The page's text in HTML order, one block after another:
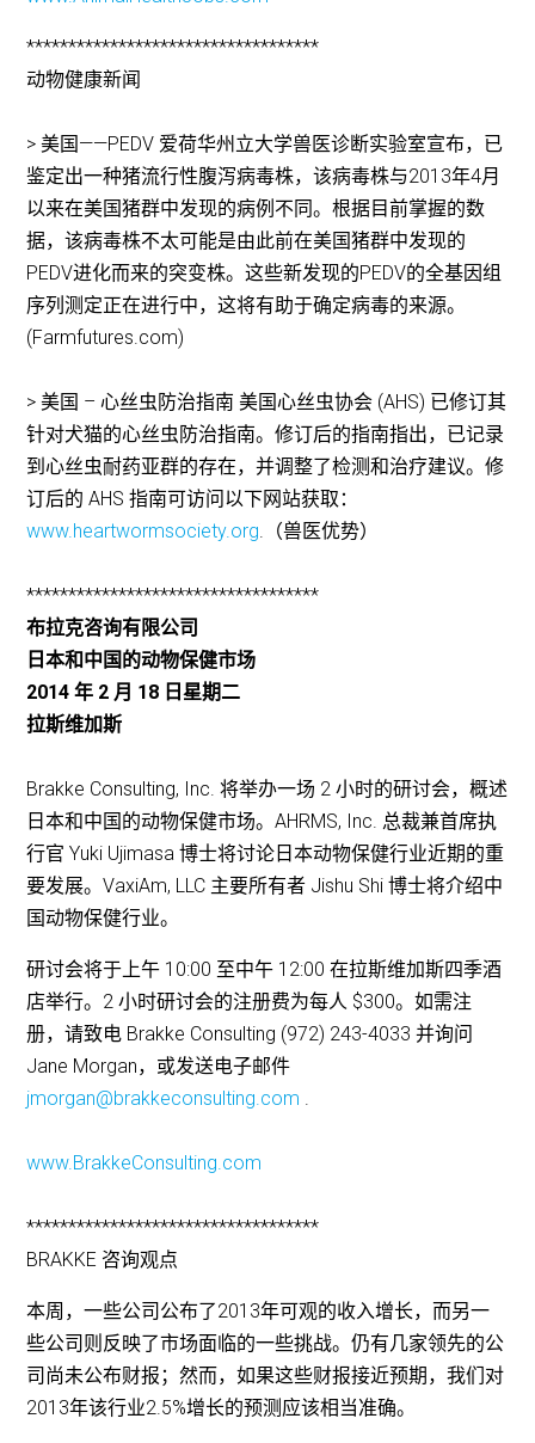
***********************************
动物健康新闻
> 美国——PEDV 爱荷华州立大学兽医诊断实验室宣布，已
鉴定出一种猪流行性腹泻病毒株，该病毒株与2013年4月
以来在美国猪群中发现的病例不同。根据目前掌握的数
据，该病毒株不太可能是由此前在美国猪群中发现的
PEDV进化而来的突变株。这些新发现的PEDV的全基因组
序列测定正在进行中，这将有助于确定病毒的来源。
(Farmfutures.com)
> 美国 – 心丝虫防治指南 美国心丝虫协会 (AHS) 已修订其
针对犬猫的心丝虫防治指南。修订后的指南指出，已记录
到心丝虫耐药亚群的存在，并调整了检测和治疗建议。修
订后的 AHS 指南可访问以下网站获取：
www.heartwormsociety.org.（兽医优势）
***********************************
布拉克咨询有限公司
日本和中国的动物保健市场
2014 年 2 月 18 日星期二
拉斯维加斯
Brakke Consulting, Inc. 将举办一场 2 小时的研讨会，概述
日本和中国的动物保健市场。AHRMS, Inc. 总裁兼首席执
行官 Yuki Ujimasa 博士将讨论日本动物保健行业近期的重
要发展。VaxiAm, LLC 主要所有者 Jishu Shi 博士将介绍中
国动物保健行业。
研讨会将于上午 10:00 至中午 12:00 在拉斯维加斯四季酒
店举行。2 小时研讨会的注册费为每人 $300。如需注
册，请致电 Brakke Consulting (972) 243-4033 并询问
Jane Morgan，或发送电子邮件
jmorgan@brakkeconsulting.com .
www.BrakkeConsulting.com
***********************************
BRAKKE 咨询观点
本周，一些公司公布了2013年可观的收入增长，而另一
些公司则反映了市场面临的一些挑战。仍有几家领先的公
司尚未公布财报；然而，如果这些财报接近预期，我们对
2013年该行业2.5%增长的预测应该相当准确。